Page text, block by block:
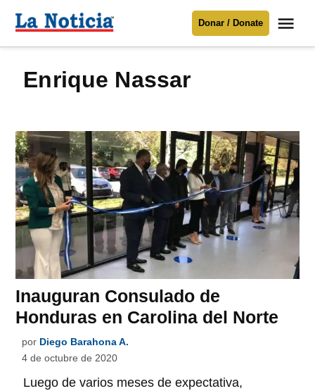
Para mantenerte informado necesitamos
contenido
Noticia
Donar / Donate
Enrique Nassar
Inauguran Consulado de
Honduras en Carolina del Norte
por Diego Barahona A.
4 de octubre de 2020
Luego de varios meses de expectativa,